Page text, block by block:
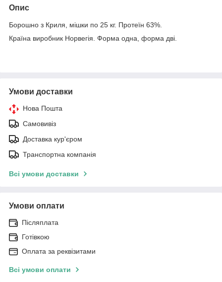
Опис
Борошно з Криля, мішки по 25 кг. Протеїн 63%.
Країна виробник Норвегія. Форма одна, форма дві.
Умови доставки
Нова Пошта
Самовивіз
Доставка кур'єром
Транспортна компанія
Всі умови доставки
Умови оплати
Післяплата
Готівкою
Оплата за реквізитами
Всі умови оплати